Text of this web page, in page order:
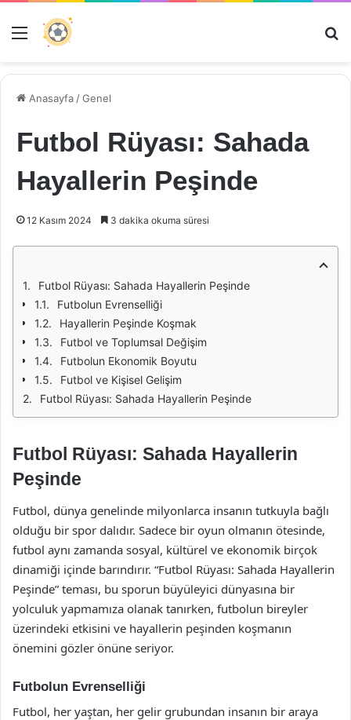
Menü
Anasayfa /Genel
Futbol Rüyası: Sahada
Hayallerin Peşinde
12 Kasım 2024 3 dakika okuma süresi
Futbol Rüyası: Sahada Hayallerin Peşinde
Futbolun Evrenselliği
Hayallerin Peşinde Koşmak
Futbol ve Toplumsal Değişim
Futbolun Ekonomik Boyutu
Futbol ve Kişisel Gelişim
Futbol Rüyası: Sahada Hayallerin Peşinde
Futbol Rüyası: Sahada Hayallerin
Peşinde
Futbol, dünya genelinde milyonlarca insanın tutkuyla bağlı
olduğu bir spor dalıdır. Sadece bir oyun olmanın ötesinde,
futbol aynı zamanda sosyal, kültürel ve ekonomik birçok
dinamiği içinde barındırır. “Futbol Rüyası: Sahada Hayallerin
Peşinde” teması, bu sporun büyüleyici dünyasına bir
yolculuk yapmamıza olanak tanırken, futbolun bireyler
üzerindeki etkisini ve hayallerin peşinden koşmanın
önemini gözler önüne seriyor.
Futbolun Evrenselliği
Futbol, her yaştan, her gelir grubundan insanın bir araya